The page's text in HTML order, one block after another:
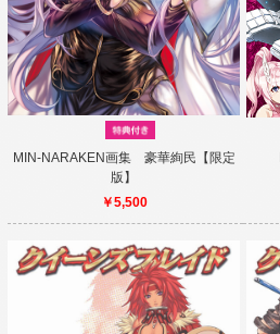
MIN-NARAKEN画集 豪華絢民【限定
版】
￥5,500